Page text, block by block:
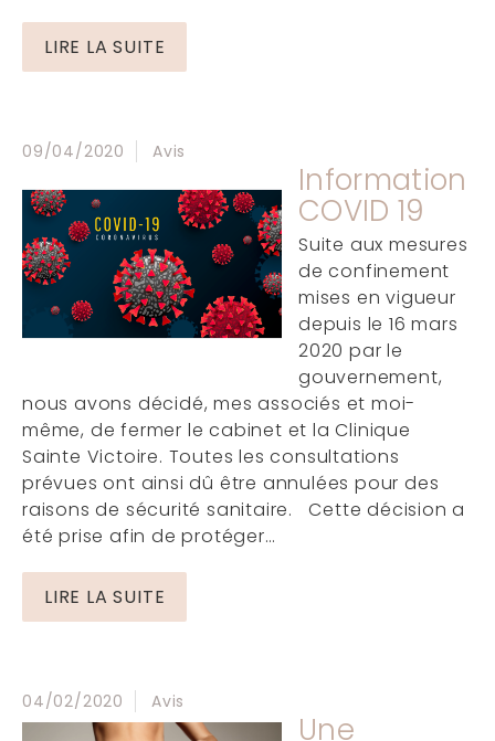
LIRE LA SUITE
09/04/2020 Avis
Information
COVID 19
Suite aux mesures
de confinement
mises en vigueur
depuis le 16 mars
2020 par le
gouvernement,
nous avons décidé, mes associés et moi-
même, de fermer le cabinet et la Clinique
Sainte Victoire. Toutes les consultations
prévues ont ainsi dû être annulées pour des
raisons de sécurité sanitaire. Cette décision a
été prise afin de protéger…
LIRE LA SUITE
04/02/2020 Avis
Une